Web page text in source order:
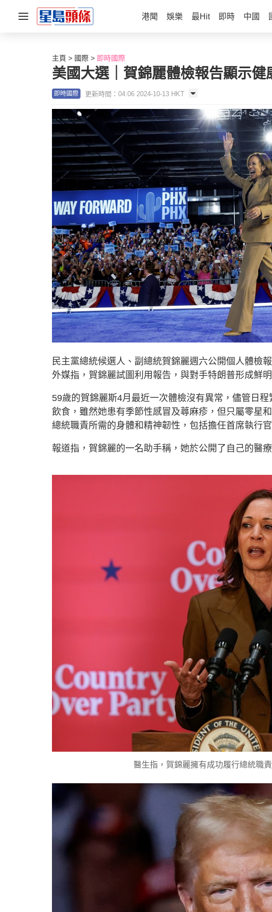
港聞 娛樂 最Hit 即時 中國
主頁 國際 即時國際
美國大選｜賀錦麗體檢報告顯示
即時國際 更新時間：04:06 2024-10-13 HKT
民主黨總統候選人、副總統賀錦麗週六公開個人體檢
外媒指，賀錦麗試圖利用報告，與對手特朗普形成鮮明
59歲的賀錦麗斯4月最近一次體檢沒有異常，儘管日
飲食，雖然她患有季節性感冒及蕁麻疹，但只屬零星
總統職責所需的身體和精神韌性，包括擔任首席執行
報道指，賀錦麗的一名助手稱，她於公開了自己的醫
醫生指，賀錦麗擁有成功履行總統職